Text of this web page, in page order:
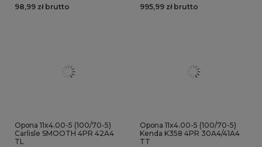
98,99 zł brutto
995,99 zł brutto
Opona 11x4.00-5 (100/70-5)
Carlisle SMOOTH 4PR 42A4
TL
Opona 11x4.00-5 (100/70-5)
Kenda K358 4PR 30A4/41A4
TT